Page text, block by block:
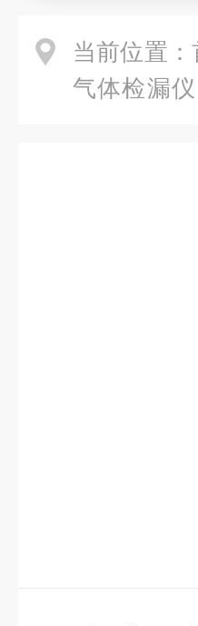
当前位置：
气体检漏仪